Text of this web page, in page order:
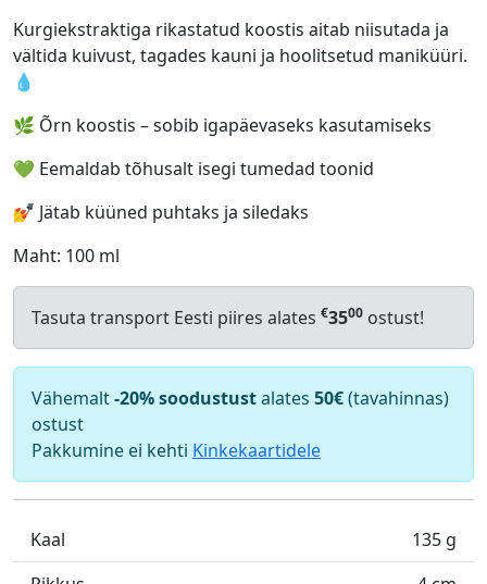
Kurgiekstraktiga rikastatud koostis aitab niisutada ja
vältida kuivust, tagades kauni ja hoolitsetud maniküüri.
💧
🌿 Õrn koostis – sobib igapäevaseks kasutamiseks
💚 Eemaldab tõhusalt isegi tumedad toonid
💅 Jätab küüned puhtaks ja siledaks
Maht: 100 ml
Tasuta transport Eesti piires alates €3500 ostust!
Vähemalt-20% soodustustalates 50€(tavahinnas)
ostust
Pakkumine ei kehti Kinkekaartidele
Kaal
135 g